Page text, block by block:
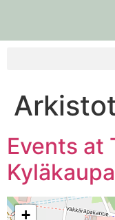
Events at
+